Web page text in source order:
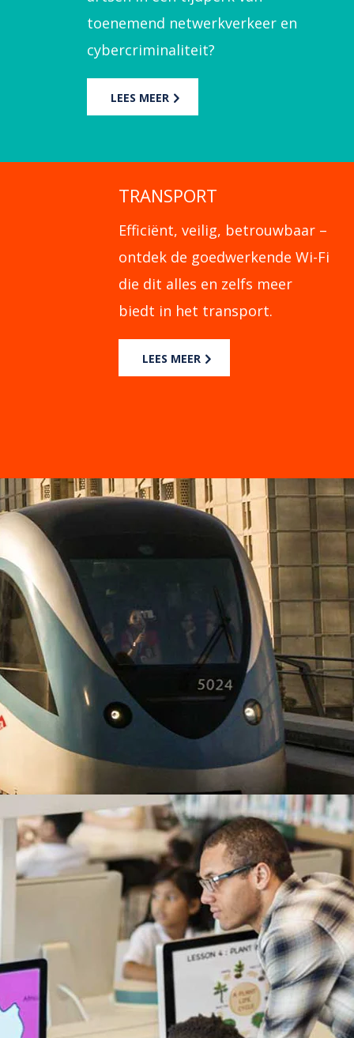
cybercriminaliteit?
LEES MEER
Efficiënt, veilig, betrouwbaar –
die dit alles en zelfs meer
biedt in het transport.
LEES MEER